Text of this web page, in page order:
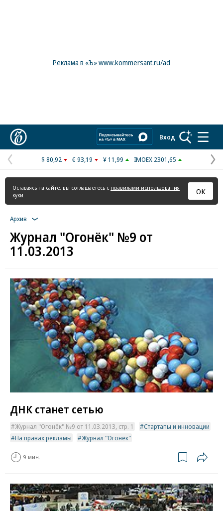
Реклама в «Ъ» www.kommersant.ru/ad
Вход
Предыдущая
страница
$ 80,92 € 93,19 ¥ 11,99 IMOEX 2301,65
Оставаясь на сайте, вы соглашаетесь с правилами использования
куки
ОК
Архив
Журнал "Огонёк" №9 от
11.03.2013
ДНК станет сетью
Журнал "Огонёк" №9 от 11.03.2013, стр. 1
Стартапы и инновации
На правах рекламы
Журнал "Огонёк"
9 мин.